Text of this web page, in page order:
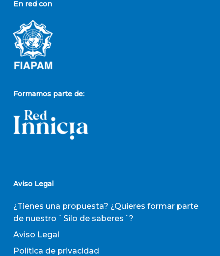
En red con
Formamos parte de:
Aviso Legal
¿Tienes una propuesta? ¿Quieres formar parte
de nuestro `Silo de saberes´?
Aviso Legal
Política de privacidad